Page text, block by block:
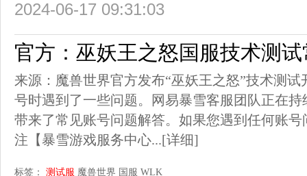
2024-06-17 09:31:03
官方：巫妖王之怒国服技术测
来源：魔兽世界官方发布“巫妖王之怒”技术测
号时遇到了一些问题。网易暴雪客服团队正在
带来了常见账号问题解答。如果您遇到任何账
注【暴雪游戏服务中心...[详细]
标签： 测试服 魔兽世界 国服 WLK